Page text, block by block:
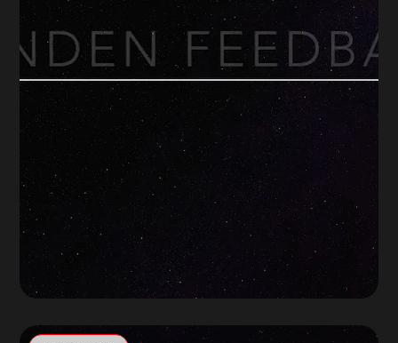
Video-